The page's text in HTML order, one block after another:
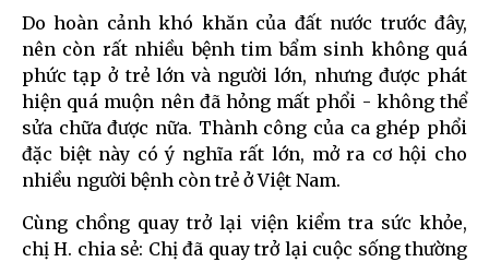
Do hoàn cảnh khó khăn của đất nước trước đây,
nên còn rất nhiều bệnh tim bẩm sinh không quá
phức tạp ở trẻ lớn và người lớn, nhưng được phát
hiện quá muộn nên đã hỏng mất phổi - không thể
sửa chữa được nữa. Thành công của ca ghép phổi
đặc biệt này có ý nghĩa rất lớn, mở ra cơ hội cho
nhiều người bệnh còn trẻ ở Việt Nam.
Cùng chồng quay trở lại viện kiểm tra sức khỏe,
chị H. chia sẻ: Chị đã quay trở lại cuộc sống thường